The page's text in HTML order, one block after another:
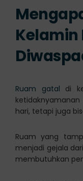
Kelamin
Ruam gatal di
hari, tetapi juga
Ruam yang
menjadi gejala
membutuhkan